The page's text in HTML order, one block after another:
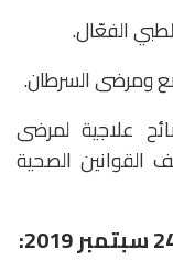
الفعّال.
ومرضى السرطان.
علاجية لمرضى
القوانين الصحية